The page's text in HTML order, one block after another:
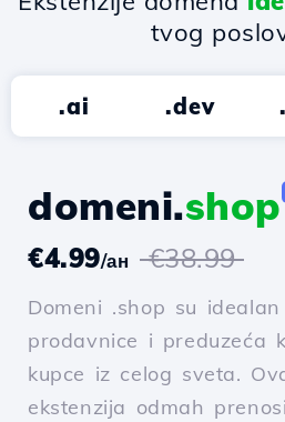
tvog
.ai .dev
domeni.shop
€4.99/ан €38.99
Domeni .shop su
prodavnice i preduzeća
kupce iz celog sveta.
ekstenzija odmah